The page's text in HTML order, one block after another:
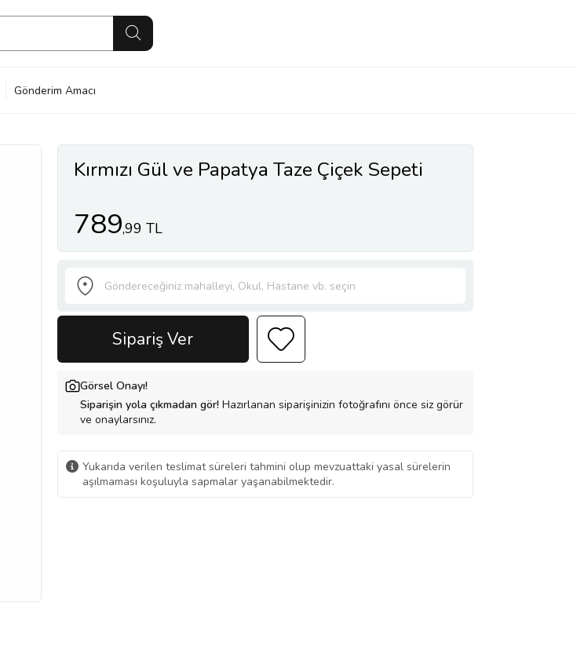
Gönderim Amacı
Kırmızı Gül ve Papatya Taze Çiçek Sepeti
789,99 TL
Sipariş Ver
Görsel Onayı!
Siparişin yola çıkmadan gör! Hazırlanan siparişinizin fotoğrafını önce siz görür
ve onaylarsınız.
Yukarıda verilen teslimat süreleri tahmini olup mevzuattaki yasal sürelerin
aşılmaması koşuluyla sapmalar yaşanabilmektedir.